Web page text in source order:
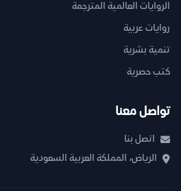
الروايات العالمية المترجمة
روايات عربية
تنمية بشرية
كتب حصرية
تواصل معنا
اتصل بنا
الرياض، المملكة العربية السعودية